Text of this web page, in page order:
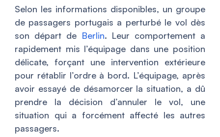
Selon les informations disponibles, un groupe
de passagers portugais a perturbé le vol dès
son départ de Berlin. Leur comportement a
rapidement mis l’équipage dans une position
délicate, forçant une intervention extérieure
pour rétablir l’ordre à bord. L’équipage, après
avoir essayé de désamorcer la situation, a dû
prendre la décision d’annuler le vol, une
situation qui a forcément affecté les autres
passagers.